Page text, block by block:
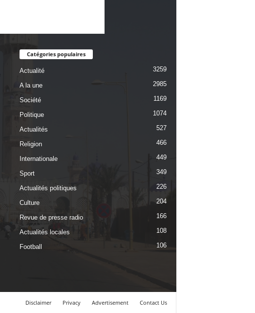
Catégories populaires
Actualité 3259
A la une 2985
Société 1169
Politique 1074
Actualités 527
Religion 466
Internationale 449
Sport 349
Actualités politiques 226
Culture 204
Revue de presse radio 166
Actualités locales 108
Football 106
Disclaimer Privacy Advertisement Contact Us